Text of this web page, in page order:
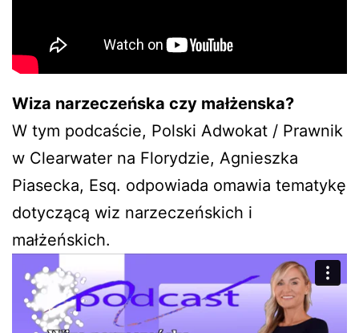
Wiza narzeczeńska czy małżenska?
W tym podcaście, Polski Adwokat / Prawnik
w Clearwater na Florydzie, Agnieszka
Piasecka, Esq. odpowiada omawia tematykę
dotyczącą wiz narzeczeńskich i
małżeńskich.